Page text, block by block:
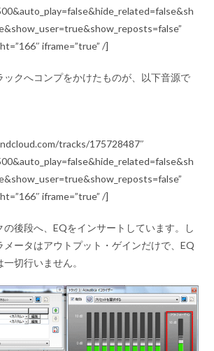
iframe=”true” /]
ックへコンプをかけたものが、以下音源で
tracks/175728487″
iframe=”true” /]
の後段へ、EQをインサートしています。し
メータはアウトプット・ゲインだけで、EQ
切行いません。